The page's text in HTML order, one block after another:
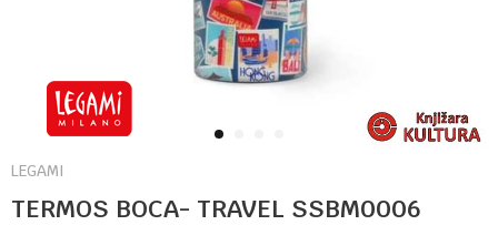
1
LEGAMI
TERMOS BOCA- TRAVEL SSBM0006